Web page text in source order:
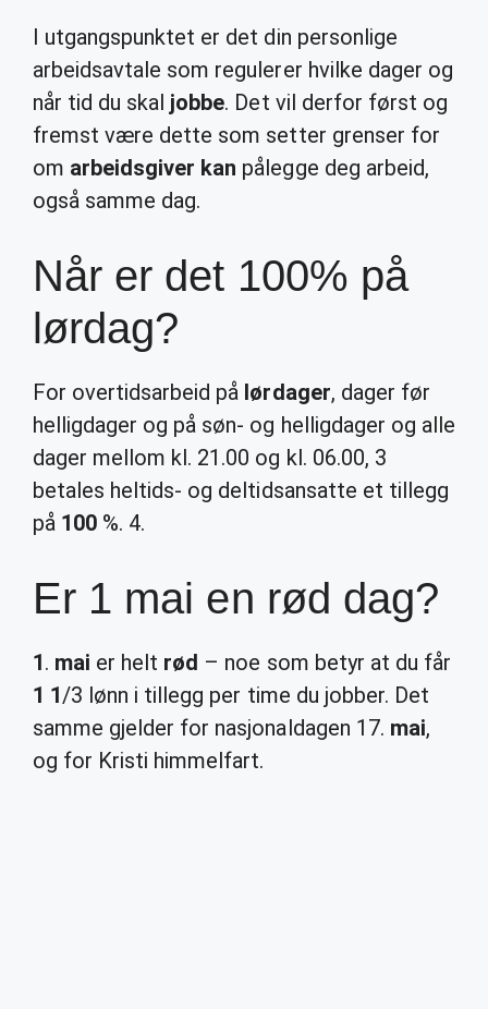
I utgangspunktet er det din personlige
arbeidsavtale som regulerer hvilke dager og
når tid du skal jobbe. Det vil derfor først og
fremst være dette som setter grenser for
om arbeidsgiver kan pålegge deg arbeid,
også samme dag.
Når er det 100% på
lørdag?
For overtidsarbeid på lørdager, dager før
helligdager og på søn- og helligdager og alle
dager mellom kl. 21.00 og kl. 06.00, 3
betales heltids- og deltidsansatte et tillegg
på 100 %. 4.
Er 1 mai en rød dag?
1. mai er helt rød – noe som betyr at du får
1 1/3 lønn i tillegg per time du jobber. Det
samme gjelder for nasjonaldagen 17. mai,
og for Kristi himmelfart.